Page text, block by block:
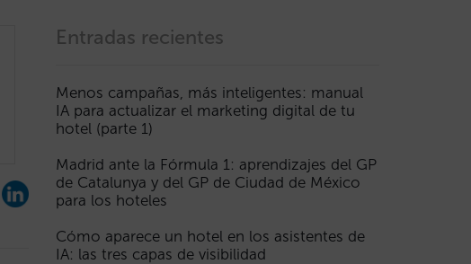
Entradas recientes
Menos campañas, más inteligentes: manual
IA para actualizar el marketing digital de tu
hotel (parte 1)
Madrid ante la Fórmula 1: aprendizajes del GP
de Catalunya y del GP de Ciudad de México
para los hoteles
Cómo aparece un hotel en los asistentes de
IA: las tres capas de visibilidad